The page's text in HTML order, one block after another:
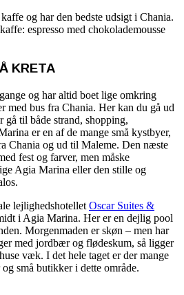
og har den bedste udsigt i Chania.
espresso med chokolademousse
KRETA
og har altid boet lige omkring
med bus fra Chania. Her kan du gå ud
gå til både strand, shopping,
er en af de mange små kystbyer,
Chania og ud til Maleme. Den næste
fest og farver, men måske
Agia Marina eller den stille og
lejlighedshotellet Oscar Suites &
i Agia Marina. Her er en dejlig pool
Morgenmaden er skøn – men har
med jordbær og flødeskum, så ligger
væk. I det hele taget er der mange
små butikker i dette område.